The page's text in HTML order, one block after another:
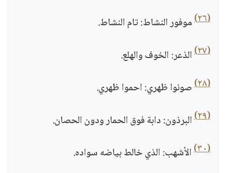
(٢٦)
موفور النشاط: تام النشاط.
(٢٧)
الذعر: الخوف والهلع.
(٢٨)
صونوا ظهري: احموا ظهري.
(٢٩)
البرذون: دابة فوق الحمار ودون الحصان.
(٣٠)
الأشهب: الذي خالط بياضه سواده.